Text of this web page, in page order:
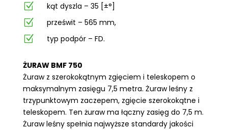
Z kąt dyszla – 35 [±°]
Z prześwit – 565 mm,
Z typ podpór – FD.
ŻURAW BMF 750
Żuraw z szerokokątnym zgięciem i teleskopem o
maksymalnym zasięgu 7,5 metra. Żuraw leśny z
trzypunktowym zaczepem, zgięcie szerokokątne i
teleskopem. Ten żuraw ma łączny zasięg do 7,5 m.
Żuraw leśny spełnia najwyższe standardy jakości